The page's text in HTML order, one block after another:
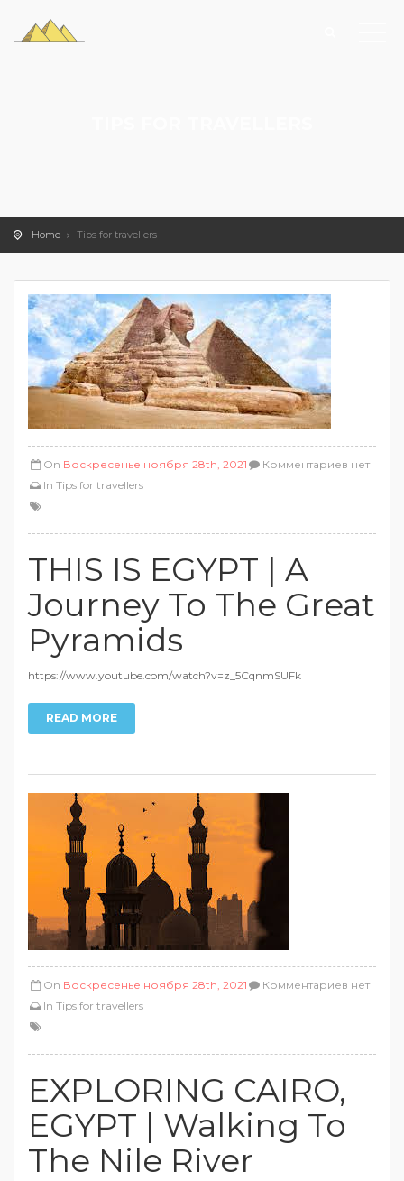
Home Tips for travellers
On Воскресенье ноября 28th, 2021
In Tips for travellers
Комментариев нет
THIS IS EGYPT | A
Journey To The Great
Pyramids
https://www.youtube.com/watch?v=z_5CqnmSUFk
READ MORE
On Воскресенье ноября 28th, 2021
In Tips for travellers
Комментариев нет
EXPLORING CAIRO,
EGYPT | Walking To
The Nile River